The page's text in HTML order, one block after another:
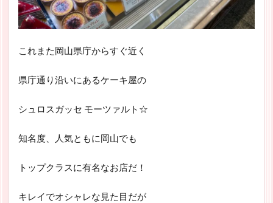
これまた岡山県庁からすぐ近く
県庁通り沿いにあるケーキ屋の
シュロスガッセ モーツァルト☆
知名度、人気ともに岡山でも
トップクラスに有名なお店だ！
キレイでオシャレな見た目だが